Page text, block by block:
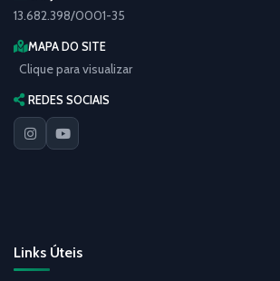
13.682.398/0001-35
MAPA DO SITE
Clique para visualizar
REDES SOCIAIS
Links Úteis